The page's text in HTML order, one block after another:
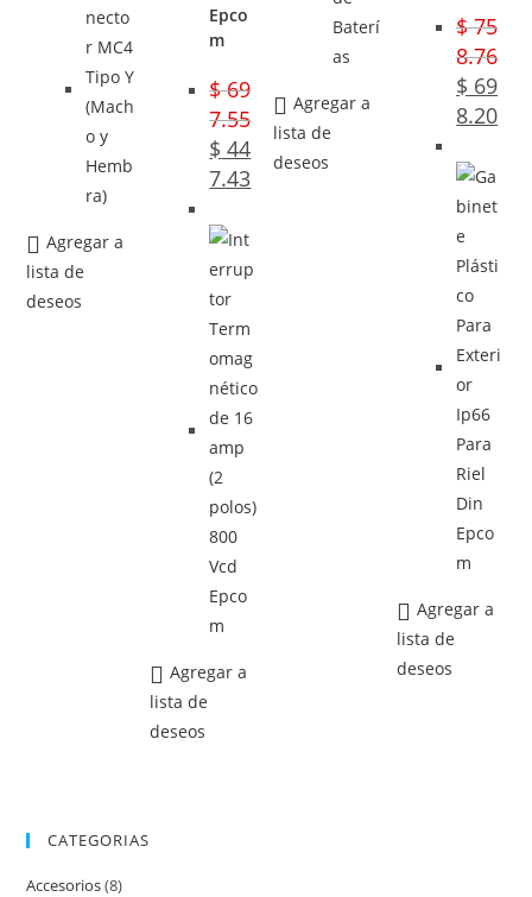
Agregar a
lista de
deseos
Epco
m
$69
7.55
$ 44
7.43
Agregar a
lista de
deseos
Agregar a
lista de
deseos
$75
8.76
$ 69
8.20
Agregar a
lista de
deseos
CATEGORIAS
Accesorios(8)